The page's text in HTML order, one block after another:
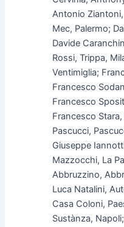
Antonio
Mec, Palermo;
Davide
Rossi, Trippa,
Ventimiglia;
Francesco
Francesco
Francesco
Pascucci,
Giuseppe
Mazzocchi, La
Abbruzzino,
Luca Natalini,
Casa Coloni,
Sustànza,